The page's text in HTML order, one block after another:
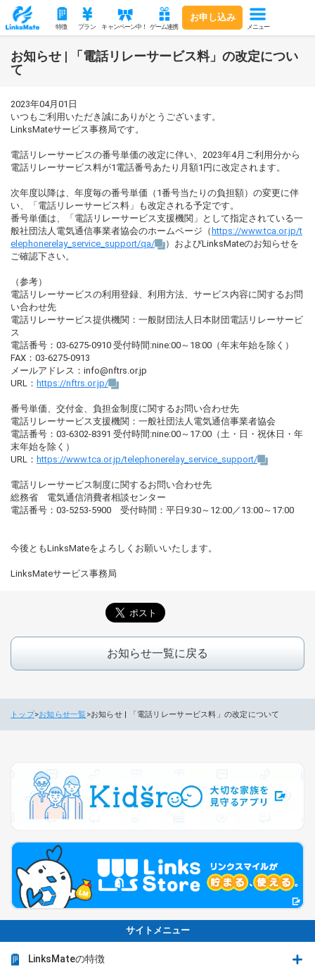
特徴 プラン キャンペーン中！ ゲーム連携
お申し込み
メニュー
お知らせ | 「電話リレーサービス料」の改定につい
て
2023年04月01日
いつもご利用いただき誠にありがとうございます。
LinksMateサービス事務局です。
電話リレーサービスの番号単価の改定に伴い、2023年4月ご利用分から
電話リレーサービス料が1電話番号あたり月額1円に改定されます。
次年度以降は、年度毎の番号単価（1番号当たりの負担額）の変更に伴
い、「電話リレーサービス料」も改定される予定です。
番号単価は、「電話リレーサービス支援機関」として指定されている一
般社団法人電気通信事業者協会のホームページ（ https://www.tca.or.jp/t
elephonerelay_service_support/qa/
）およびLinksMateのお知らせを
ご確認下さい。
（参考）
電話リレーサービスの利用登録、利用方法、サービス内容に関するお問
い合わせ先
電話リレーサービス提供機関：一般財団法人日本財団電話リレーサービ
ス
電話番号：03-6275-0910 受付時間:nine:00～18:00（年末年始を除く）
FAX：03-6275-0913
メールアドレス：info@nftrs.or.jp
URL： https://nftrs.or.jp/
番号単価、交付金、負担金制度に関するお問い合わせ先
電話リレーサービス支援機関：一般社団法人電気通信事業者協会
電話番号：03-6302-8391 受付時間:nine:00～17:00（土・日・祝休日・年
末年始を除く）
URL： https://www.tca.or.jp/telephonerelay_service_support/
電話リレーサービス制度に関するお問い合わせ先
総務省 電気通信消費者相談センター
電話番号：03-5253-5900 受付時間：平日9:30～12:00／13:00～17:00
今後ともLinksMateをよろしくお願いいたします。
LinksMateサービス事務局
お知らせ一覧に戻る
トップ お知らせ一覧 お知らせ | 「電話リレーサービス料」の改定について
サイトメニュー
LinksMateの特徴